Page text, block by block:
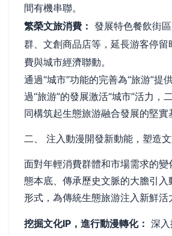
間有機串聯。
繁榮文旅消費： 發展特色餐飲街
群、文創商品店等，延長游客停留
費與城市經濟聯動。
通過“城市”功能的完善為“旅游”提
過“旅游”的發展激活“城市”活力，
同構筑起生態旅游融合發展的堅實
二、 注入動漫開發新動能，塑造
面對年輕消費群體和市場需求的變
態本底、傳承歷史文脈的大膽引
形式，為傳統生態旅游注入新鮮活
挖掘文化IP，進行動漫轉化： 深